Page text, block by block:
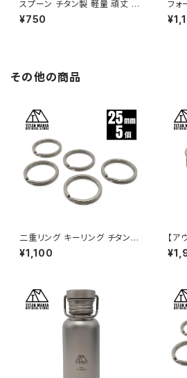
スプーン チタン製 軽量 頑丈 カ
トラリー ショート 持ち運び 直火
調理器具 キャンプ ソロキャンプ
¥750
フォ
2in1 カト
ンプ
その他の商品
二重リング キーリング チタン製
25mm×5個 超軽量 頑丈 サビ
に強い 二重丸カン スプリットリ
¥1,100
【ア
チタ
スタ
小
ウ
袋